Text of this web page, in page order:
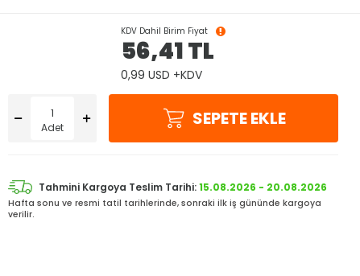
KDV Dahil Birim Fiyat
56,41TL
0,99 USD +KDV
Adet SEPETE EKLE
Tahmini Kargoya Teslim Tarihi:15.08.2026 - 20.08.2026
Hafta sonu ve resmi tatil tarihlerinde, sonraki ilk iş gününde kargoya
verilir.